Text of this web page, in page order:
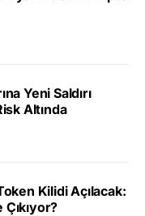
Yeni Saldırı
Altında
Kilidi Açılacak: